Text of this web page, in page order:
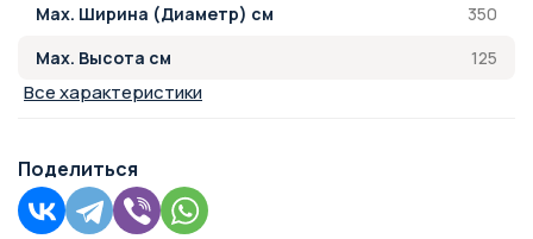
Max. Ширина (Диаметр) см
350
Max. Высота см
125
Все характеристики
Поделиться